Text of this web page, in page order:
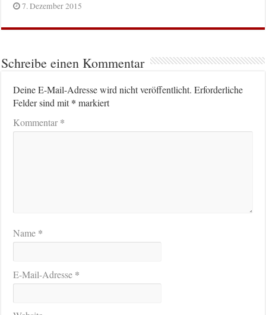
7. Dezember 2015
Schreibe einen Kommentar
Deine E-Mail-Adresse wird nicht veröffentlicht. Erforderliche
Felder sind mit* markiert
Kommentar*
Name *
E-Mail-Adresse *